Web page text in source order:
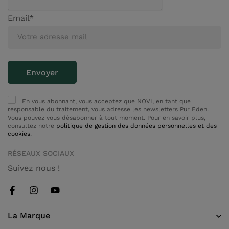
La Marque
Email*
En vous abonnant, vous acceptez que NOVI, en tant que
responsable du traitement, vous adresse les newsletters Pur Eden.
Vous pouvez vous désabonner à tout moment. Pour en savoir plus,
consultez notre politique de gestion des données personnelles et des
cookies.
RÉSEAUX SOCIAUX
Suivez nous !